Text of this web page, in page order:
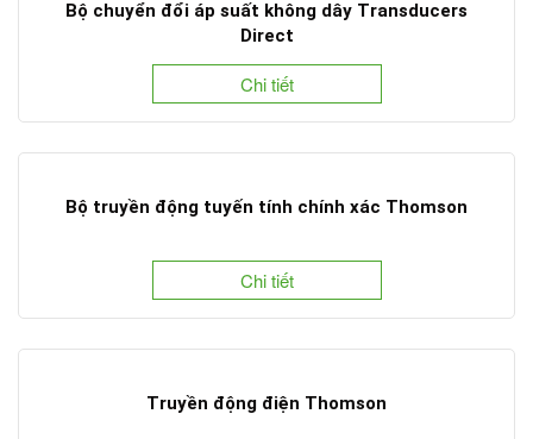
Bộ chuyển đổi áp suất không dây Transducers
Direct
Chi tiết
Bộ truyền động tuyến tính chính xác Thomson
Chi tiết
Truyền động điện Thomson